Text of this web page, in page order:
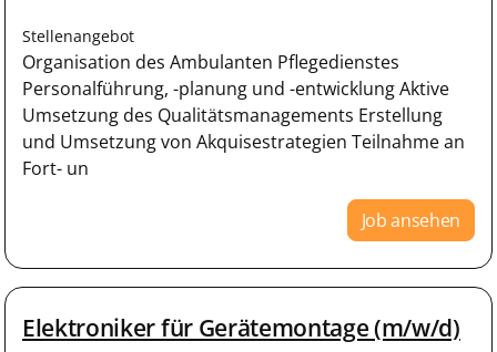
Stellenangebot
Organisation des Ambulanten Pflegedienstes
Personalführung, -planung und -entwicklung Aktive
Umsetzung des Qualitätsmanagements Erstellung
und Umsetzung von Akquisestrategien Teilnahme an
Fort- un
Job ansehen
Elektroniker für Gerätemontage (m/w/d)